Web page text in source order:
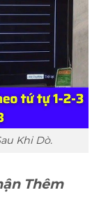
Khi Dò.
Thêm